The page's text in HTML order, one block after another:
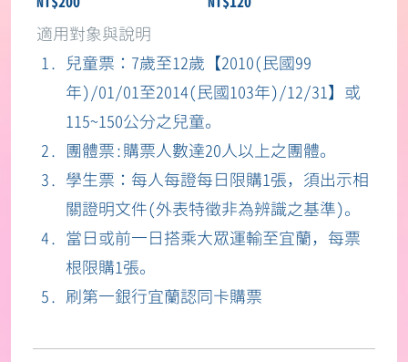
兒童票：7歲至12歲【2010(民國99
年)/01/01至2014(民國103年)/12/31】或
115~150公分之兒童。
團體票:購票人數達20人以上之團體。
學生票：每人每證每日限購1張，須出示相
關證明文件(外表特徵非為辨識之基準)。
當日或前一日搭乘大眾運輸至宜蘭，每票
根限購1張。
刷第一銀行宜蘭認同卡購票